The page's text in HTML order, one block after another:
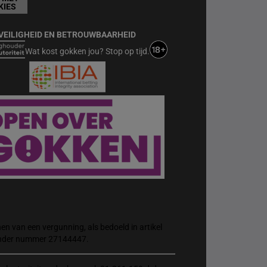
EN BETROUWBAARHEID
Wat kost gokken jou? Stop op tijd.
van een vergunning, als bedoeld in artikel
nummer 27144447.